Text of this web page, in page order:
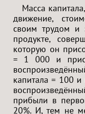
Масса
движение,
своим трудом и
продукте,
которую он
= 1 000 и
капитала = 100
прибыли в
20%. И, тем не